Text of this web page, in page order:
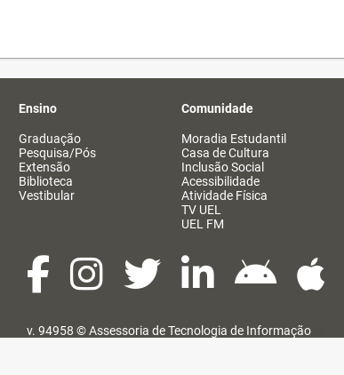
Ensino
Graduação
Pesquisa/Pós
Extensão
Biblioteca
Vestibular
Comunidade
Moradia Estudantil
Casa de Cultura
Inclusão Social
Acessibilidade
Atividade Física
TV UEL
UEL FM
v. 94958 ©Assessoria de Tecnologia de Informação